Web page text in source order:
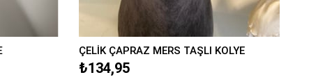
ÇELİK ÇAPRAZ MERS TAŞLI KOLYE
₺134,95